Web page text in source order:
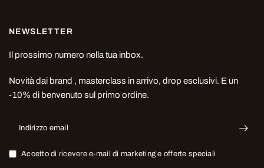
NEWSLETTER
Il prossimo numero nella tua inbox.
Novità dai brand , masterclass in arrivo, drop esclusivi. E un
-10% di benvenuto sul primo ordine.
Indirizzo email
Accetto di ricevere e-mail di marketing e offerte speciali